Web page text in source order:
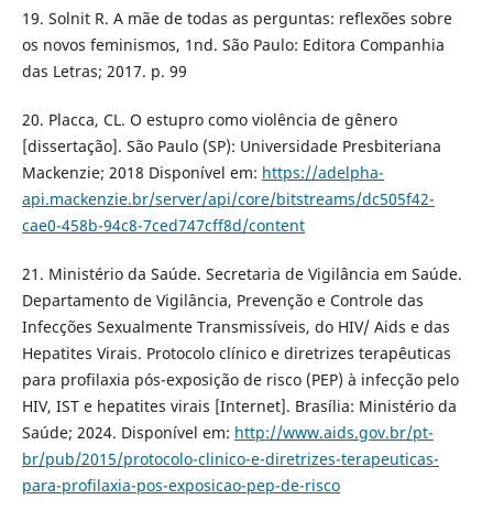
19. Solnit R. A mãe de todas as perguntas: reflexões sobre
os novos feminismos, 1nd. São Paulo: Editora Companhia
das Letras; 2017. p. 99
20. Placca, CL. O estupro como violência de gênero
[dissertação]. São Paulo (SP): Universidade Presbiteriana
Mackenzie; 2018 Disponível em: https://adelpha-
api.mackenzie.br/server/api/core/bitstreams/dc505f42-
cae0-458b-94c8-7ced747cff8d/content
21. Ministério da Saúde. Secretaria de Vigilância em Saúde.
Departamento de Vigilância, Prevenção e Controle das
Infecções Sexualmente Transmissíveis, do HIV/ Aids e das
Hepatites Virais. Protocolo clínico e diretrizes terapêuticas
para profilaxia pós-exposição de risco (PEP) à infecção pelo
HIV, IST e hepatites virais [Internet]. Brasília: Ministério da
Saúde; 2024. Disponível em: http://www.aids.gov.br/pt-
br/pub/2015/protocolo-clinico-e-diretrizes-terapeuticas-
para-profilaxia-pos-exposicao-pep-de-risco